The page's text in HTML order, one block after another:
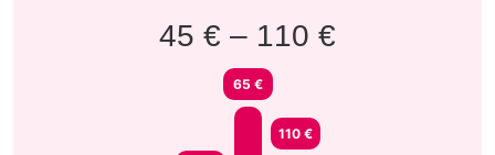
45 € – 110 €
65 €
110 €